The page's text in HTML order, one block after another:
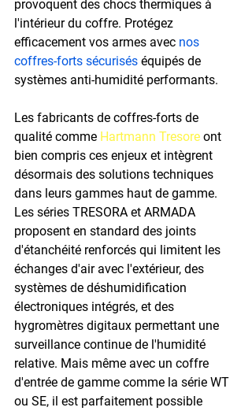
provoquent des chocs thermiques à
l'intérieur du coffre. Protégez
efficacement vos armes avec nos
coffres-forts sécurisés équipés de
systèmes anti-humidité performants.
Les fabricants de coffres-forts de
qualité comme Hartmann Tresore ont
bien compris ces enjeux et intègrent
désormais des solutions techniques
dans leurs gammes haut de gamme.
Les séries TRESORA et ARMADA
proposent en standard des joints
d'étanchéité renforcés qui limitent les
échanges d'air avec l'extérieur, des
systèmes de déshumidification
électroniques intégrés, et des
hygromètres digitaux permettant une
surveillance continue de l'humidité
relative. Mais même avec un coffre
d'entrée de gamme comme la série WT
ou SE, il est parfaitement possible